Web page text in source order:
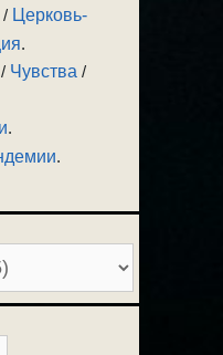
/ Церковь-
.
/ Чувства /
.
.